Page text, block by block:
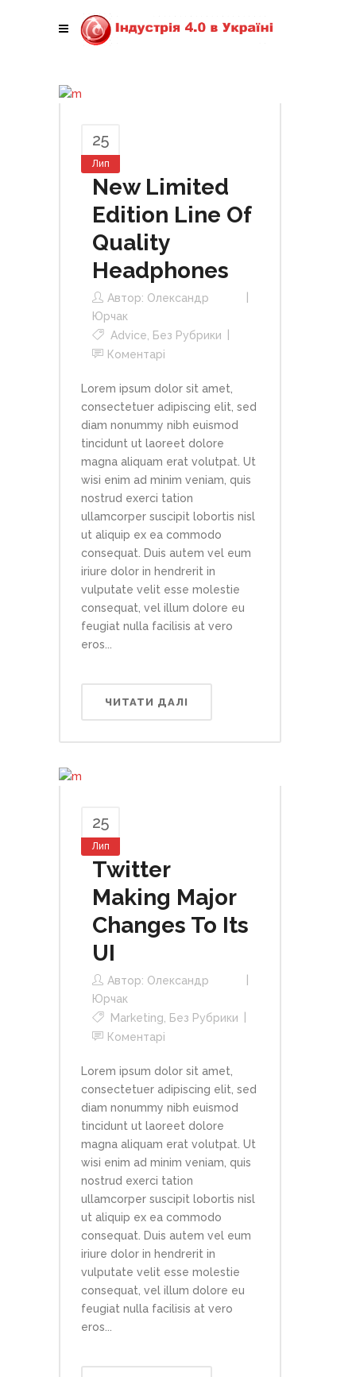
25
Лип
New Limited
Edition Line Of
Quality
Headphones
Автор: Олександр
Юрчак
Advice
Без Рубрики
Коментарі
Lorem ipsum dolor sit amet,
consectetuer adipiscing elit, sed
diam nonummy nibh euismod
tincidunt ut laoreet dolore
magna aliquam erat volutpat. Ut
wisi enim ad minim veniam, quis
nostrud exerci tation
ullamcorper suscipit lobortis nisl
ut aliquip ex ea commodo
consequat. Duis autem vel eum
iriure dolor in hendrerit in
vulputate velit esse molestie
consequat, vel illum dolore eu
feugiat nulla facilisis at vero
eros...
ЧИТАТИ ДАЛІ
25
Лип
Twitter
Making Major
Changes To Its
UI
Автор: Олександр
Юрчак
Marketing
Без Рубрики
Коментарі
Lorem ipsum dolor sit amet,
consectetuer adipiscing elit, sed
diam nonummy nibh euismod
tincidunt ut laoreet dolore
magna aliquam erat volutpat. Ut
wisi enim ad minim veniam, quis
nostrud exerci tation
ullamcorper suscipit lobortis nisl
ut aliquip ex ea commodo
consequat. Duis autem vel eum
iriure dolor in hendrerit in
vulputate velit esse molestie
consequat, vel illum dolore eu
feugiat nulla facilisis at vero
eros...